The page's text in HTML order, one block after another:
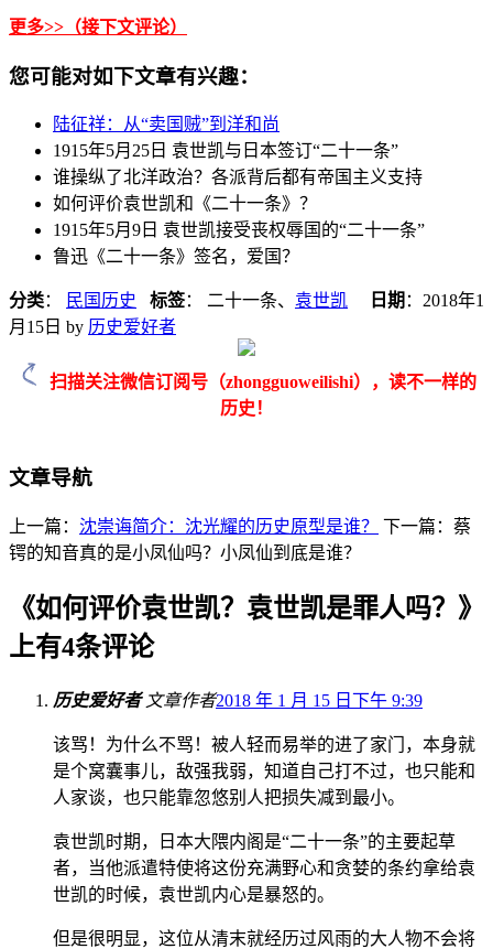
更多>>（接下文评论）
您可能对如下文章有兴趣：
陆征祥：从“卖国贼”到洋和尚
1915年5月25日 袁世凯与日本签订“二十一条”
谁操纵了北洋政治？各派背后都有帝国主义支持
如何评价袁世凯和《二十一条》？
1915年5月9日 袁世凯接受丧权辱国的“二十一条”
鲁迅《二十一条》签名，爱国？
分类： 民国历史 标签： 二十一条、 袁世凯 日期 ： 2018年1
月15日 by 历史爱好者
扫描关注微信订阅号（zhongguoweilishi），读不一样的
历史！
文章导航
上一篇： 沈崇诲简介：沈光耀的历史原型是谁？
下一篇：蔡
锷的知音真的是小凤仙吗？小凤仙到底是谁？
《如何评价袁世凯？袁世凯是罪人吗？ 》
上有4条评论
历史爱好者 文章作者2018 年 1 月 15 日下午 9:39
该骂！为什么不骂！被人轻而易举的进了家门，本身就
是个窝囊事儿，敌强我弱，知道自己打不过，也只能和
人家谈，也只能靠忽悠别人把损失减到最小。
袁世凯时期，日本大隈内阁是“二十一条”的主要起草
者，当他派遣特使将这份充满野心和贪婪的条约拿给袁
世凯的时候，袁世凯内心是暴怒的。
但是很明显，这位从清末就经历过风雨的大人物不会将